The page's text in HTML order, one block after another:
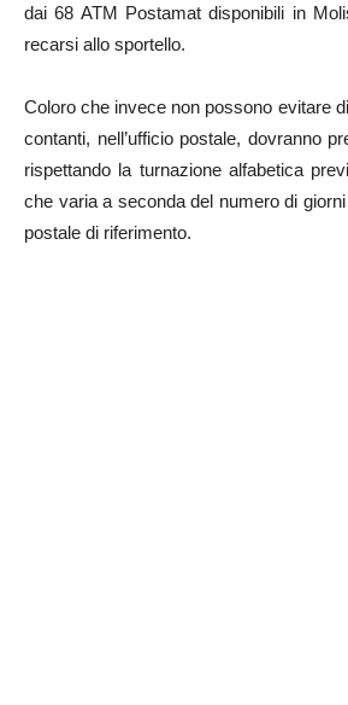
dai 68 ATM Postamat disponibili in
recarsi allo sportello.
Coloro che invece non possono evitare
contanti, nell’ufficio postale, dovranno
rispettando la turnazione alfabetica
che varia a seconda del numero di giorni
postale di riferimento.